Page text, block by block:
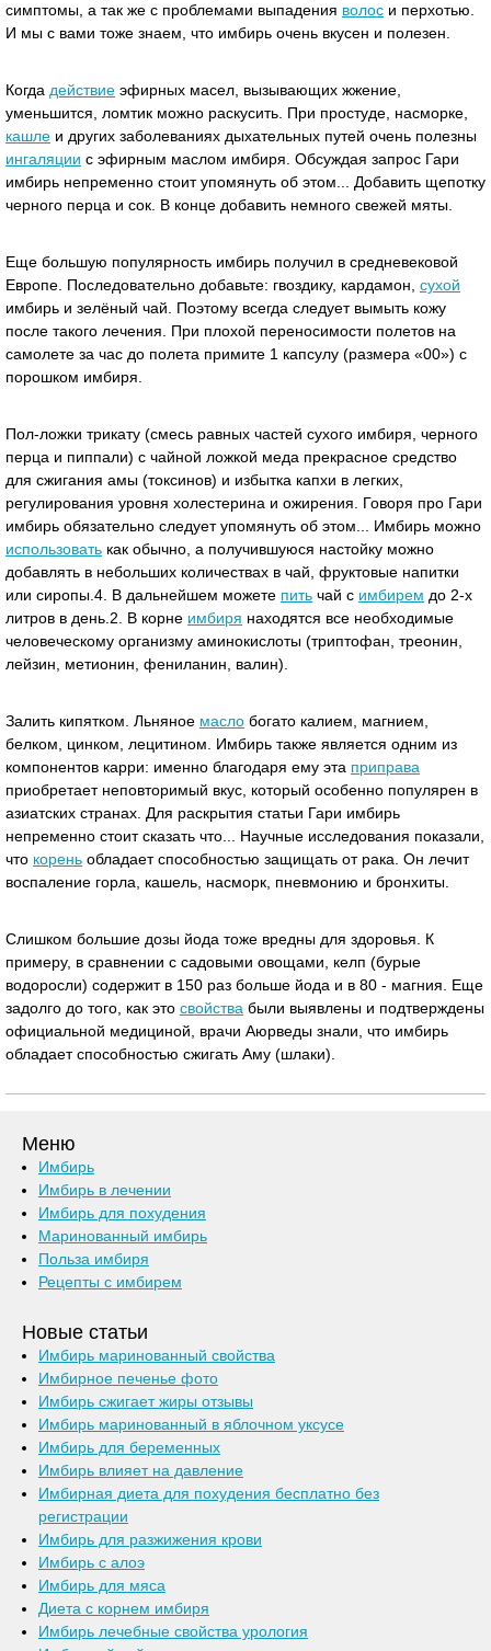
симптомы, а так же с проблемами выпадения волос и перхотью.
И мы с вами тоже знаем, что имбирь очень вкусен и полезен.
Когда действие эфирных масел, вызывающих жжение,
уменьшится, ломтик можно раскусить. При простуде, насморке,
кашле и других заболеваниях дыхательных путей очень полезны
ингаляции с эфирным маслом имбиря. Обсуждая запрос Гари
имбирь непременно стоит упомянуть об этом... Добавить щепотку
черного перца и сок. В конце добавить немного свежей мяты.
Еще большую популярность имбирь получил в средневековой
Европе. Последовательно добавьте: гвоздику, кардамон, сухой
имбирь и зелёный чай. Поэтому всегда следует вымыть кожу
после такого лечения. При плохой переносимости полетов на
самолете за час до полета примите 1 капсулу (размера «00») с
порошком имбиря.
Пол-ложки трикату (смесь равных частей сухого имбиря, черного
перца и пиппали) с чайной ложкой меда прекрасное средство
для сжигания амы (токсинов) и избытка капхи в легких,
регулирования уровня холестерина и ожирения. Говоря про Гари
имбирь обязательно следует упомянуть об этом... Имбирь можно
использовать как обычно, а получившуюся настойку можно
добавлять в небольших количествах в чай, фруктовые напитки
или сиропы.4. В дальнейшем можете пить чай с имбирем до 2-х
литров в день.2. В корне имбиря находятся все необходимые
человеческому организму аминокислоты (триптофан, треонин,
лейзин, метионин, фениланин, валин).
Залить кипятком. Льняное масло богато калием, магнием,
белком, цинком, лецитином. Имбирь также является одним из
компонентов карри: именно благодаря ему эта приправа
приобретает неповторимый вкус, который особенно популярен в
азиатских странах. Для раскрытия статьи Гари имбирь
непременно стоит сказать что... Научные исследования показали,
что корень обладает способностью защищать от рака. Он лечит
воспаление горла, кашель, насморк, пневмонию и бронхиты.
Слишком большие дозы йода тоже вредны для здоровья. К
примеру, в сравнении с садовыми овощами, келп (бурые
водоросли) содержит в 150 раз больше йода и в 80 - магния. Еще
задолго до того, как это свойства были выявлены и подтверждены
официальной медициной, врачи Аюрведы знали, что имбирь
обладает способностью сжигать Аму (шлаки).
Меню
Имбирь
Имбирь в лечении
Имбирь для похудения
Маринованный имбирь
Польза имбиря
Рецепты с имбирем
Новые статьи
Имбирь маринованный свойства
Имбирное печенье фото
Имбирь сжигает жиры отзывы
Имбирь маринованный в яблочном уксусе
Имбирь для беременных
Имбирь влияет на давление
Имбирная диета для похудения бесплатно без
регистрации
Имбирь для разжижения крови
Имбирь с алоэ
Имбирь для мяса
Диета с корнем имбиря
Имбирь лечебные свойства урология